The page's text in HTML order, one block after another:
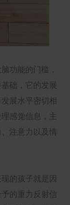
功能的门槛，
础，它的发展
展水平密切相
感觉信息，主
注意力以及情
的孩子就是因
的重力反射信